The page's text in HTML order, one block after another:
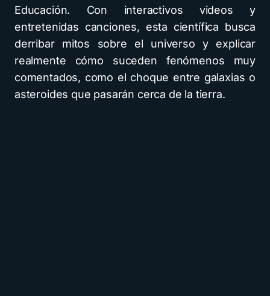
Educación. Con interactivos videos y
entretenidas canciones, esta científica busca
derribar mitos sobre el universo y explicar
realmente cómo suceden fenómenos muy
comentados, como el choque entre galaxias o
asteroides que pasarán cerca de la tierra.